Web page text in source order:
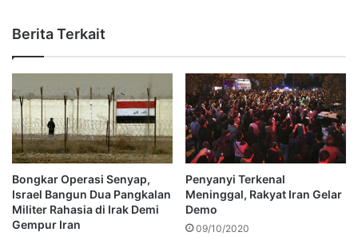
Berita Terkait
Bongkar Operasi Senyap,
Israel Bangun Dua Pangkalan
Militer Rahasia di Irak Demi
Gempur Iran
Penyanyi Terkenal
Meninggal, Rakyat Iran Gelar
Demo
09/10/2020